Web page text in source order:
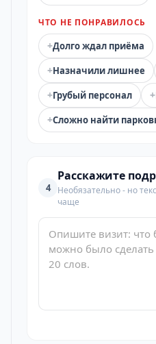
ЧТО НЕ ПОНРАВИЛОСЬ
+Долго ждал приёма
+Назначили лишнее
+Грубый персонал +
+Сложно найти
4
Расскажите
Необязательно - но
чаще